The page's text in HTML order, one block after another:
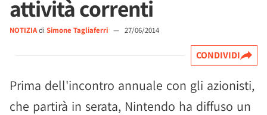
attività correnti
NOTIZIAdi Simone Tagliaferri — 27/06/2014
CONDIVIDI
Prima dell'incontro annuale con gli azionisti,
che partirà in serata, Nintendo ha diffuso un